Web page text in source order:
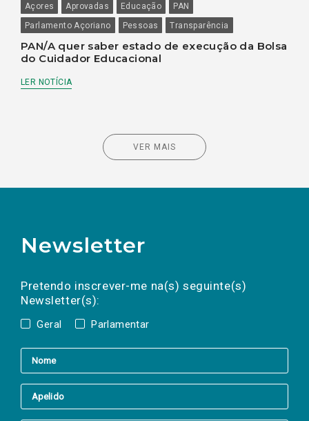
Açores Aprovadas Educação
PAN
Parlamento Açoriano
Pessoas Transparência
PAN/A quer saber estado de execução da Bolsa
do Cuidador Educacional
LER NOTÍCIA
VER MAIS
Newsletter
Pretendo inscrever-me na(s) seguinte(s)
Newsletter(s):
Geral Parlamentar
a(s) newsletter(s).
mail